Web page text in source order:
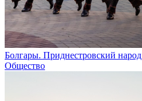
Болгары. Приднестровский народ
Общество